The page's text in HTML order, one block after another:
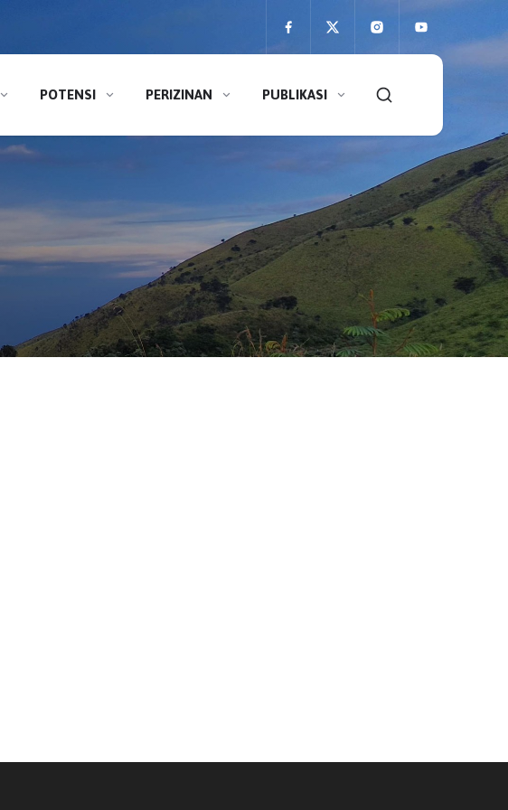
POTENSI PERIZINAN PUBLIKASI